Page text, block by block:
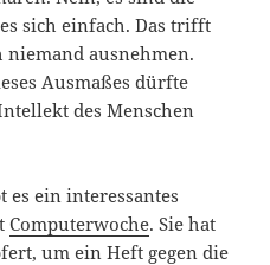
sich einfach. Das trifft
niemand ausnehmen.
Ausmaßes dürfte
des Menschen
es ein interessantes
Computerwoche. Sie hat
um ein Heft gegen die